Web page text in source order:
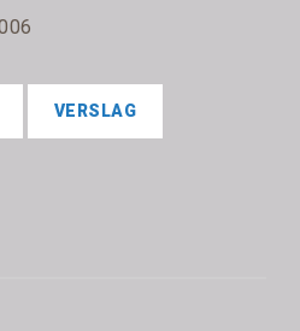
VERSLAG